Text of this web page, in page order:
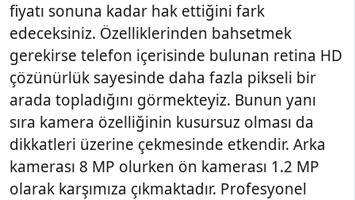
fiyatı sonuna kadar hak ettiğini fark
edeceksiniz. Özelliklerinden bahsetmek
gerekirse telefon içerisinde bulunan retina HD
çözünürlük sayesinde daha fazla pikseli bir
arada topladığını görmekteyiz. Bunun yanı
sıra kamera özelliğinin kusursuz olması da
dikkatleri üzerine çekmesinde etkendir. Arka
kamerası 8 MP olurken ön kamerası 1.2 MP
olarak karşımıza çıkmaktadır. Profesyonel